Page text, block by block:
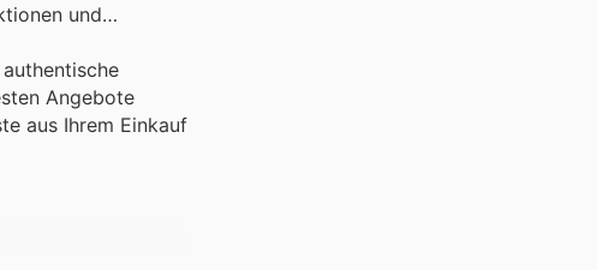
und
Angebote
aus Ihrem Einkauf